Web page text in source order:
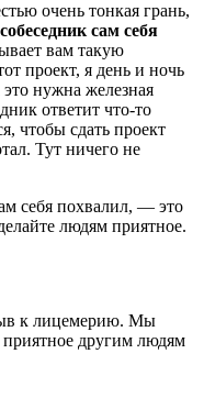
очень тонкая грань,
сам себя
вам такую
проект, я день и ночь
нужна железная
ответит что-то
чтобы сдать проект
Тут ничего не
себя похвалил, — это
людям приятное.
к лицемерию. Мы
другим людям